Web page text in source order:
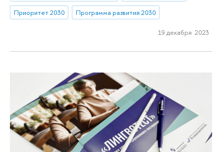
Приоритет 2030
Программа развития 2030
19 декабря 2023